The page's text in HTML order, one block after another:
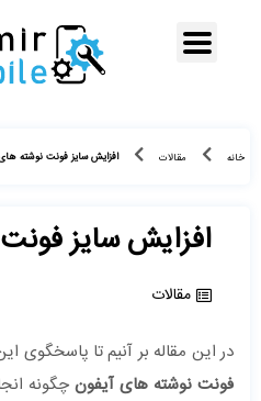
خانه مقالات افزایش سایز فونت نوشته
افزایش سایز
مقالات
در این مقاله بر آنیم تا پاسخگوی
فونت نوشته های آیفون چگونه